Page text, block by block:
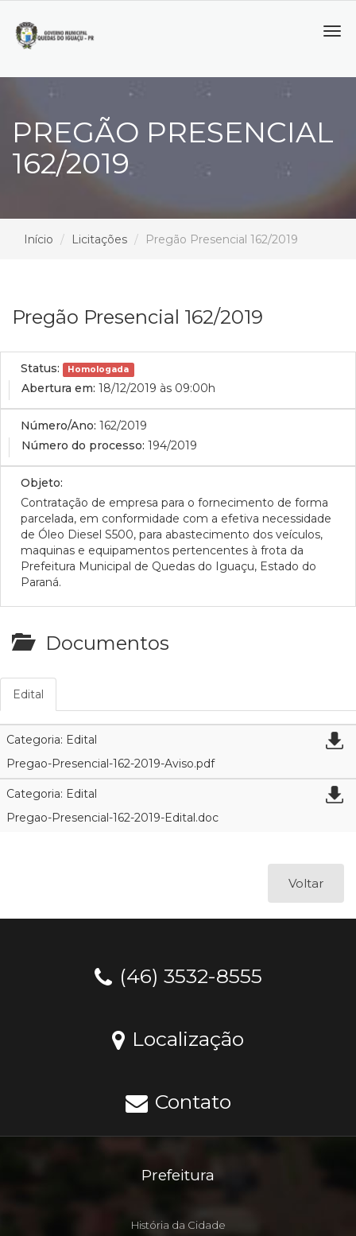
PREGÃO PRESENCIAL
162/2019
Início Licitações Pregão Presencial 162/2019
Pregão Presencial 162/2019
Status: Homologada
Abertura em: 18/12/2019 às 09:00h
Número/Ano: 162/2019
Número do processo: 194/2019
Objeto:
Contratação de empresa para o fornecimento de forma
parcelada, em conformidade com a efetiva necessidade
de Óleo Diesel S500, para abastecimento dos veículos,
maquinas e equipamentos pertencentes à frota da
Prefeitura Municipal de Quedas do Iguaçu, Estado do
Paraná.
Documentos
Edital
Categoria: Edital
Pregao-Presencial-162-2019-Aviso.pdf
Categoria: Edital
Pregao-Presencial-162-2019-Edital.doc
Voltar
(46) 3532-8555
Localização
Contato
Prefeitura
História da Cidade